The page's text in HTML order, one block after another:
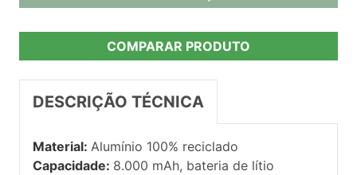
COMPARAR PRODUTO
DESCRIÇÃO TÉCNICA
Material: Alumínio 100% reciclado
Capacidade: 8.000 mAh, bateria de lítio